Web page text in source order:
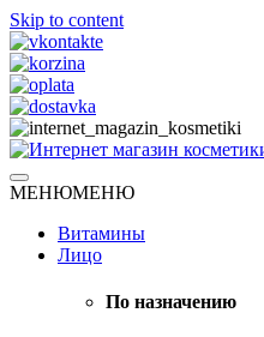
Skip to content
Интернет магазин
Натуральная косметика
МЕНЮМЕНЮ
Витамины
Лицо
По назначению